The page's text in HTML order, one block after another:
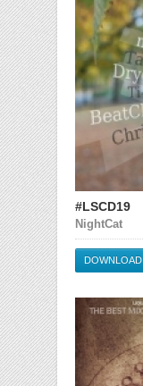
#LSCD19
NightCat
DOWNLOAD